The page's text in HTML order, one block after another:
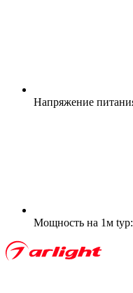
Напряжение
Мощность на 1м